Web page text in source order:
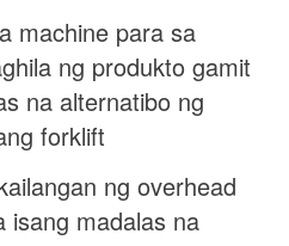
machine para sa
ng produkto gamit
na alternatibo ng
forklift
ng overhead
isang madalas na